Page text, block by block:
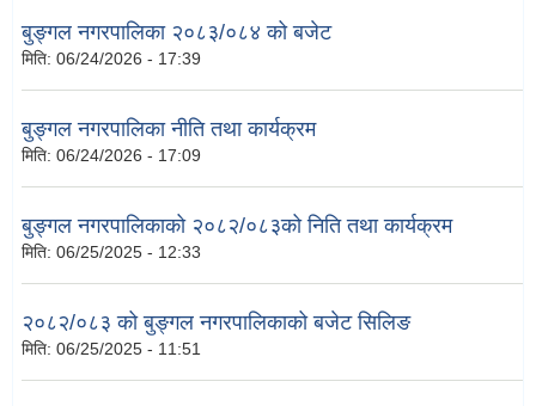
बुङ्गल नगरपालिका २०८३/०८४ को बजेट
मिति: 06/24/2026 - 17:39
बुङ्गल नगरपालिका नीति तथा कार्यक्रम
मिति: 06/24/2026 - 17:09
बुङ्गल नगरपालिकाको २०८२/०८३को निति तथा कार्यक्रम
मिति: 06/25/2025 - 12:33
२०८२/०८३ को बुङ्गल नगरपालिकाको बजेट सिलिङ
मिति: 06/25/2025 - 11:51